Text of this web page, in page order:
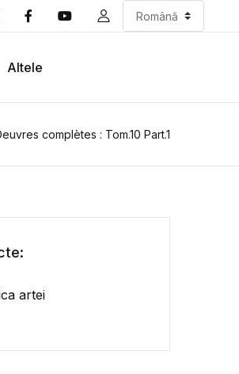
Altele
complètes : Tom.10 Part.1
artei